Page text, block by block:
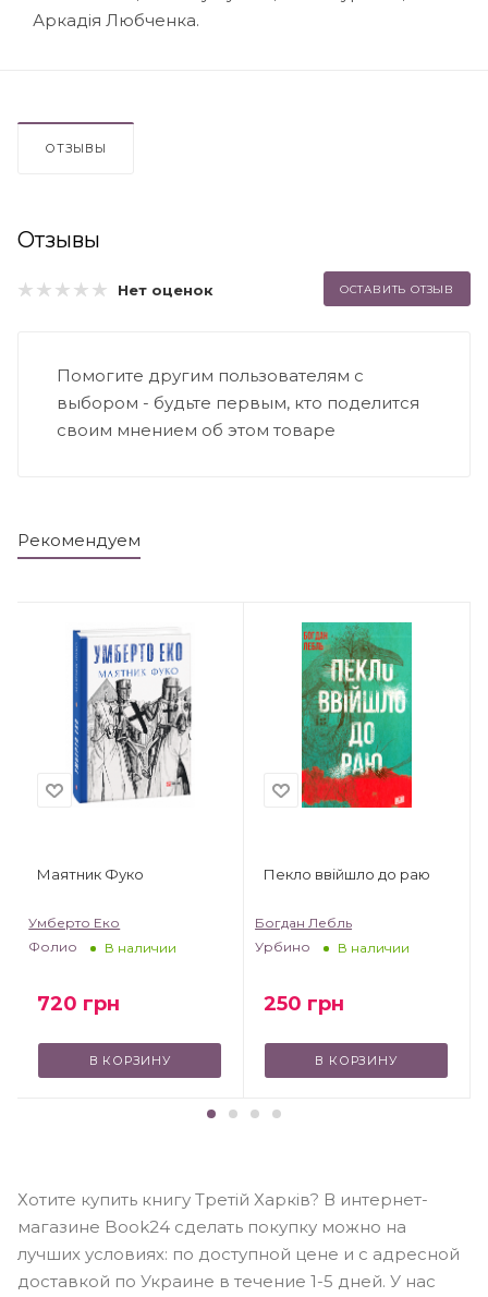
Аркадія Любченка.
ОТЗЫВЫ
Отзывы
Нет оценок ОСТАВИТЬ ОТЗЫВ
Помогите другим пользователям с
выбором - будьте первым, кто поделится
своим мнением об этом товаре
Рекомендуем
Маятник Фуко
Умберто Еко
Фолио
В наличии
720 грн
В КОРЗИНУ
Пекло ввійшло до раю
Богдан Лебль
Урбино
В наличии
250 грн
В КОРЗИНУ
Хотите купить книгу Третій Харків? В интернет-
магазине Book24 сделать покупку можно на
лучших условиях: по доступной цене и с адресной
доставкой по Украине в течение 1-5 дней. У нас